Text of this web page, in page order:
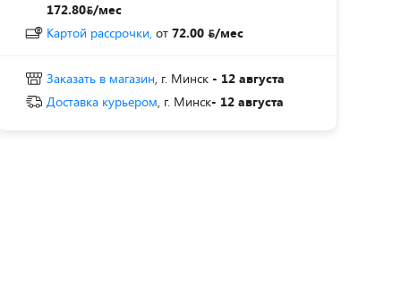
172.80 /мес
Картой рассрочки, от 72.00 /мес
Заказать в магазин, г. Минск - 12 августа
Доставка курьером, г. Минск- 12 августа